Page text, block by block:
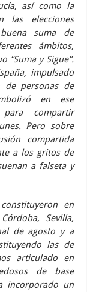
así como la
las elecciones
suma de
ámbitos,
y Sigue”.
impulsado
personas de
en ese
compartir
Pero sobre
compartida
a los gritos de
a falseta y
en
Sevilla,
de agosto y a
las de
articulado en
de base
incorporado un